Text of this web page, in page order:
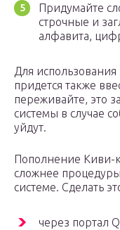
Придумайте
строчные и
алфавита,
Для использования
придется также
переживайте, это
системы в случае
уйдут.
Пополнение Киви-
сложнее
системе. Сделать
через портал